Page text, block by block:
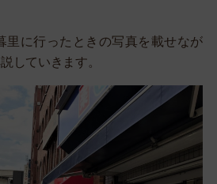
里に行ったときの写真を載せなが
していきます。